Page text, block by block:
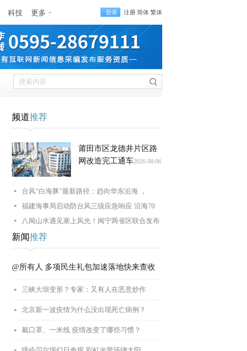
科技 更多 登录 注册 简体 繁体
频道推荐
莆田市区龙德井片区路
网改造完工通车2026-08-06
台风“白海豚”最新路径：趋向华东沿海 ，
福建海事局启动防台风三级应急响应 沿海70
八闽山水遇见塞上风光！闽宁两省区联合发布
新闻推荐
@所有人 多项民生礼包加速落地快来查收
三峡大坝变形？专家：又有人在恶意炒作
北京新一波疫情为什么没出现死亡病例？
戴口罩、一米线 疫情改变了哪些习惯？